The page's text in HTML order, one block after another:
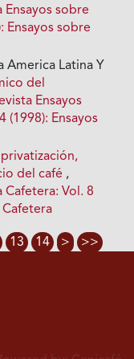
Ensayos sobre
Ensayos sobre
America Latina Y
del
Ensayos
(1998): Ensayos
del café ,
Cafetera: Vol. 8
Cafetera
13 14 > >>